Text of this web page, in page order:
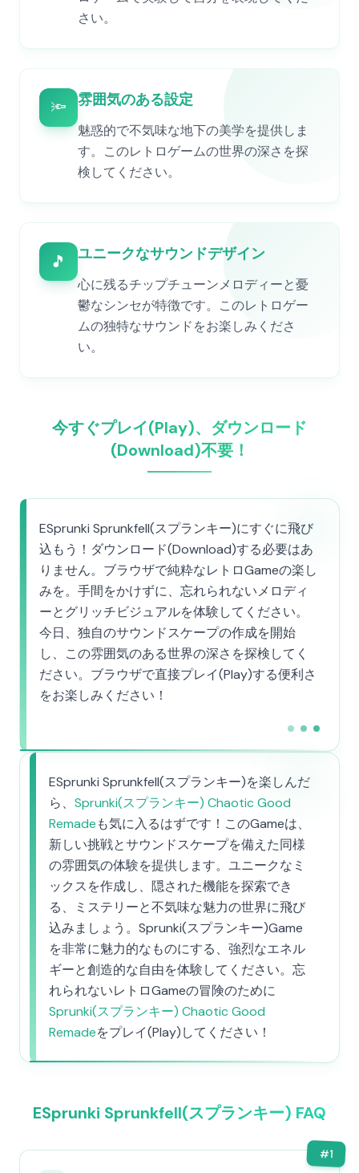
さい。
🔦 雰囲気のある設定
魅惑的で不気味な地下の美学を提供しま
す。このレトロゲームの世界の深さを探
検してください。
🎵 ユニークなサウンドデザイン
心に残るチップチューンメロディーと憂
鬱なシンセが特徴です。このレトロゲー
ムの独特なサウンドをお楽しみくださ
い。
今すぐプレイ(Play)、ダウンロード
(Download)不要！
ESprunki Sprunkfell(スプランキー)にすぐに飛び
込もう！ダウンロード(Download)する必要はあ
りません。ブラウザで純粋なレトロGameの楽し
みを。手間をかけずに、忘れられないメロディ
ーとグリッチビジュアルを体験してください。
今日、独自のサウンドスケープの作成を開始
し、この雰囲気のある世界の深さを探検してく
ださい。ブラウザで直接プレイ(Play)する便利さ
をお楽しみください！
ESprunki Sprunkfell(スプランキー)を楽しんだ
ら、 Sprunki(スプランキー) Chaotic Good
Remadeも気に入るはずです！このGameは、
新しい挑戦とサウンドスケープを備えた同様
の雰囲気の体験を提供します。ユニークなミ
ックスを作成し、隠された機能を探索でき
る、ミステリーと不気味な魅力の世界に飛び
込みましょう。Sprunki(スプランキー)Game
を非常に魅力的なものにする、強烈なエネル
ギーと創造的な自由を体験してください。忘
れられないレトロGameの冒険のために
Sprunki(スプランキー) Chaotic Good
Remadeをプレイ(Play)してください！
ESprunki Sprunkfell(スプランキー) FAQ
#1